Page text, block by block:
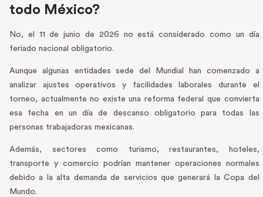
todo México?
No, el 11 de junio de 2026 no está considerado como un día
feriado nacional obligatorio.
Aunque algunas entidades sede del Mundial han comenzado a
analizar ajustes operativos y facilidades laborales durante el
torneo, actualmente no existe una reforma federal que convierta
esa fecha en un día de descanso obligatorio para todas las
personas trabajadoras mexicanas.
Además, sectores como turismo, restaurantes, hoteles,
transporte y comercio podrían mantener operaciones normales
debido a la alta demanda de servicios que generará la Copa del
Mundo.